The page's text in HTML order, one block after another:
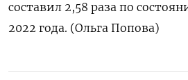
составил 2,58 раза по
2022 года. (Ольга Попова)